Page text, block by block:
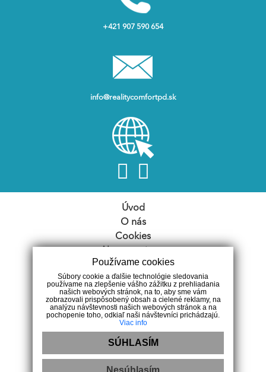
+421 907 590 654
info@realitycomfortpd.sk
Úvod
O nás
Cookies
Nehnuteľnosti
Náš tím
VPS
Články
Etický kódex
Ochrana OÚ
Kontakt
Používame cookies
Súbory cookie a ďalšie technológie sledovania
používame na zlepšenie vášho zážitku z prehliadania
našich webových stránok, na to, aby sme vám
zobrazovali prispôsobený obsah a cielené reklamy, na
analýzu návštevnosti našich webových stránok a na
pochopenie toho, odkiaľ naši návštevníci prichádzajú.
Viac info
SÚHLASÍM
Nesúhlasím